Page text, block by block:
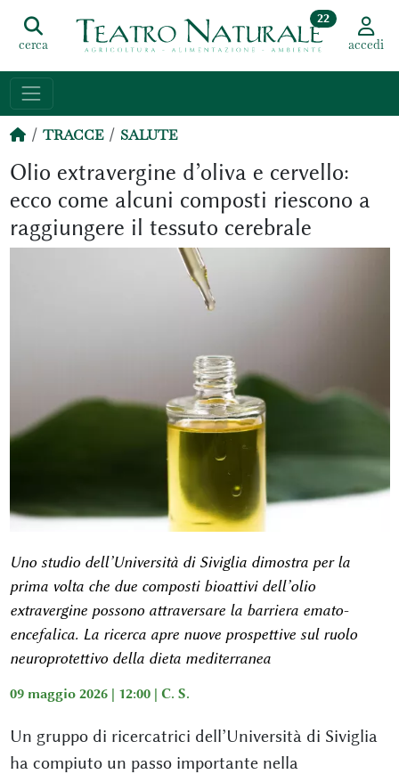
cerca
22
accedi
TRACCE SALUTE
Olio extravergine d’oliva e cervello:
ecco come alcuni composti riescono a
raggiungere il tessuto cerebrale
Uno studio dell’Università di Siviglia dimostra per la
prima volta che due composti bioattivi dell’olio
extravergine possono attraversare la barriera emato-
encefalica. La ricerca apre nuove prospettive sul ruolo
neuroprotettivo della dieta mediterranea
09 maggio 2026 | 12:00 | C. S.
Un gruppo di ricercatrici dell’Università di Siviglia
ha compiuto un passo importante nella